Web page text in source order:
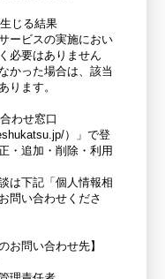
じる結果
ービスの実施におい
必要はありません
かった場合は、該当
ります。
わせ窓口
）」で登
・追加・削除・利用
は下記「個人情報相
問い合わせくださ
お問い合わせ先】